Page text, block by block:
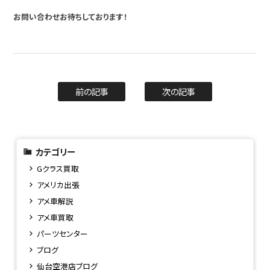
お問い合わせお待ちしております！
前の記事 次の記事
カテゴリー
Gクラス買取
アメリカ出張
アメ車解説
アメ車買取
パーツセンター
ブログ
仙台空港店ブログ